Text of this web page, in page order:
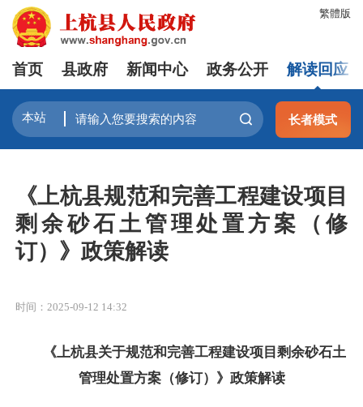
繁體版
首页 县政府 新闻中心 政务公开 解读回应
长者模式
《上杭县规范和完善工程建设项目
剩余砂石土管理处置方案（修
订）》政策解读
时间：2025-09-12 14:32
《上杭县关于规范和完善工程建设项目剩余砂石土
管理处置方案（修订）》政策解读